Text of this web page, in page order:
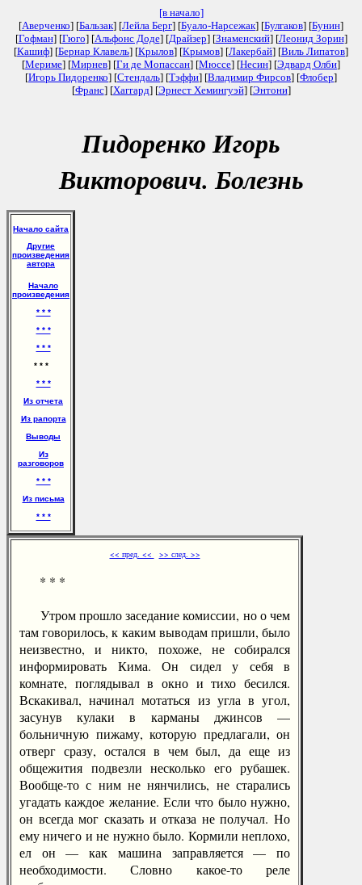
[в начало]
[Аверченко] [Бальзак] [Лейла Берг] [Буало-Нарсежак] [Булгаков] [Бунин]
[Гофман] [Гюго] [Альфонс Доде] [Драйзер] [Знаменский] [Леонид Зорин]
[Кашиф] [Бернар Клавель] [Крылов] [Крымов] [Лакербай] [Виль Липатов]
[Мериме] [Мирнев] [Ги де Мопассан] [Мюссе] [Несин] [Эдвард Олби]
[Игорь Пидоренко] [Стендаль] [Тэффи] [Владимир Фирсов] [Флобер]
[Франс] [Хаггард] [Эрнест Хемингуэй] [Энтони]
Пидоренко Игорь
Викторович. Болезнь
Начало сайта
Другие
произведения
автора
Начало
произведения
* * *
* * *
* * *
* * *
* * *
Из отчета
Из рапорта
Выводы
Из
разговоров
* * *
Из письма
* * *
<< пред. << >> след. >>
* * *
Утром прошло заседание комиссии, но о чем
там говорилось, к каким выводам пришли, было
неизвестно, и никто, похоже, не собирался
информировать Кима. Он сидел у себя в
комнате, поглядывал в окно и тихо бесился.
Вскакивал, начинал мотаться из угла в угол,
засунув кулаки в карманы джинсов —
больничную пижаму, которую предлагали, он
отверг сразу, остался в чем был, да еще из
общежития подвезли несколько его рубашек.
Вообще-то с ним не нянчились, не старались
угадать каждое желание. Если что было нужно,
он всегда мог сказать и отказа не получал. Но
ему ничего и не нужно было. Кормили неплохо,
ел он — как машина заправляется — по
необходимости. Словно какое-то реле